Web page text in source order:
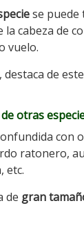
se puede
cabeza de
vuelo.
de
otras
con
ratonero,
etc.
de gran